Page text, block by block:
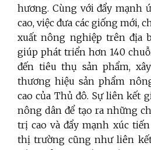
hương. Cùng với đẩy mạnh
cao, việc đưa các giống mới,
xuất nông nghiệp trên địa
giúp phát triển hơn 140
đến tiêu thụ sản phẩm,
thương hiệu sản phẩm
cao của Thủ đô. Sự liên kết
nông dân để tạo ra những
trị cao và đẩy mạnh xúc
thị trường cũng như liên